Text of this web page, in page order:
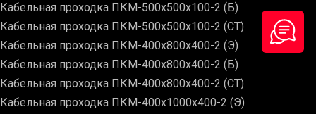
Кабельная проходка ПКМ-500х500х100-2 (Б)
Кабельная проходка ПКМ-500х500х100-2 (СТ)
Кабельная проходка ПКМ-400х800х400-2 (Э)
Кабельная проходка ПКМ-400х800х400-2 (Б)
Кабельная проходка ПКМ-400х800х400-2 (СТ)
Кабельная проходка ПКМ-400х1000х400-2 (Э)